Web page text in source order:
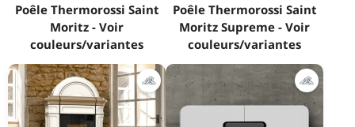
Poêle Thermorossi Saint
Moritz - Voir
couleurs/variantes
Poêle Thermorossi Saint
Moritz Supreme - Voir
couleurs/variantes